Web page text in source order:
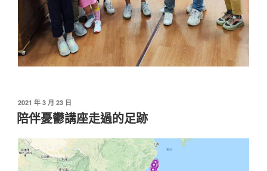
發
佈
於
2021 年 3 月 23 日
陪伴憂鬱講座走過的足跡